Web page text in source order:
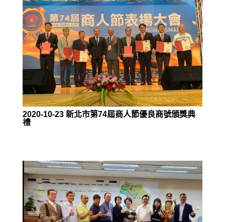
2020-10-23 新北市第74屆商人節優良商號頒獎典
禮